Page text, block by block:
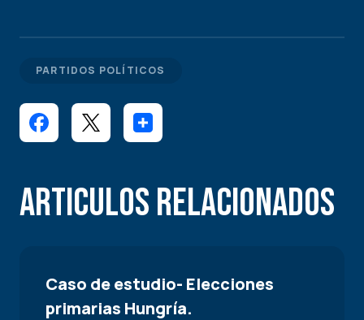
PARTIDOS POLÍTICOS
Articulos Relacionados
Caso de estudio- Elecciones
primarias Hungría.